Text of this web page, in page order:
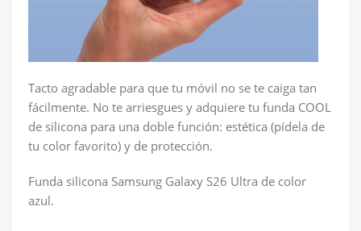
Tacto agradable para que tu móvil no se te caiga tan
fácilmente. No te arriesgues y adquiere tu funda COOL
de silicona para una doble función: estética (pídela de
tu color favorito) y de protección.
Funda silicona Samsung Galaxy S26 Ultra de color
azul.